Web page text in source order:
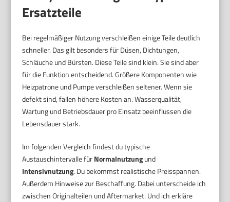
Ersatzteile
Bei regelmäßiger Nutzung verschleißen einige Teile deutlich
schneller. Das gilt besonders für Düsen, Dichtungen,
Schläuche und Bürsten. Diese Teile sind klein. Sie sind aber
für die Funktion entscheidend. Größere Komponenten wie
Heizpatrone und Pumpe verschleißen seltener. Wenn sie
defekt sind, fallen höhere Kosten an. Wasserqualität,
Wartung und Betriebsdauer pro Einsatz beeinflussen die
Lebensdauer stark.
Im folgenden Vergleich findest du typische
Austauschintervalle fürNormalnutzungund
Intensivnutzung. Du bekommst realistische Preisspannen.
Außerdem Hinweise zur Beschaffung. Dabei unterscheide ich
zwischen Originalteilen und Aftermarket. Und ich erkläre